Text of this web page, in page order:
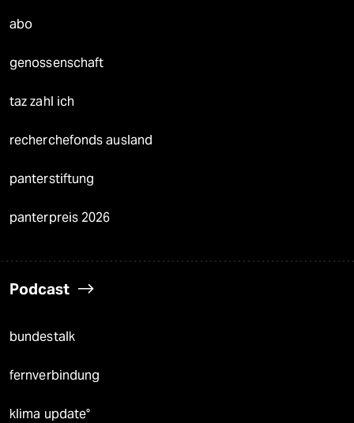
abo
genossenschaft
taz zahl ich
recherchefonds ausland
panterstiftung
panterpreis 2026
Podcast
bundestalk
fernverbindung
klima update°